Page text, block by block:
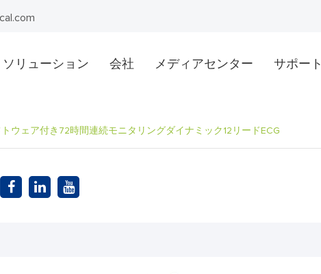
ソリューション 会社 メディアセンター サポート
ウェア付き72時間連続モニタリングダイナミック12リードECG